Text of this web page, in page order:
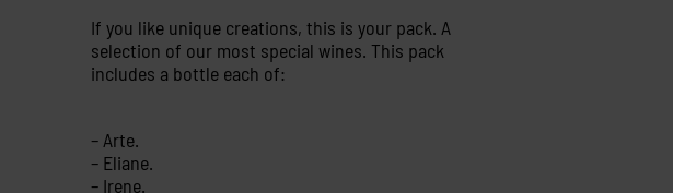
If you like unique creations, this is your pack. A
selection of our most special wines. This pack
includes a bottle each of:
– Arte.
– Eliane.
– Irene.